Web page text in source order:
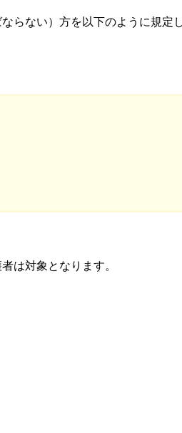
らない）方を以下のように規定
は対象となります。